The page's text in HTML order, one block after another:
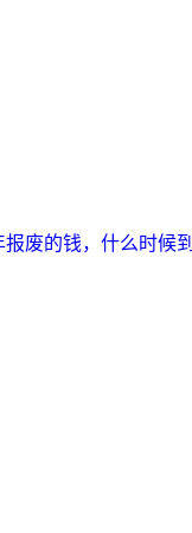
废的钱，什么时候